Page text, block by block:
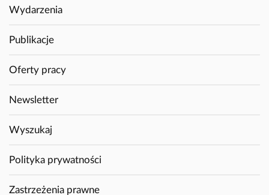
Wydarzenia
Publikacje
Oferty pracy
Newsletter
Wyszukaj
Polityka prywatności
Zastrzeżenia prawne